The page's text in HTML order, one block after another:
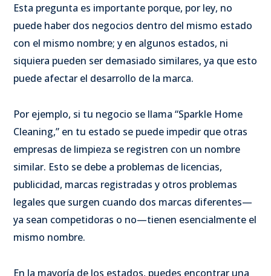
Esta pregunta es importante porque, por ley, no
puede haber dos negocios dentro del mismo estado
con el mismo nombre; y en algunos estados, ni
siquiera pueden ser demasiado similares, ya que esto
puede afectar el desarrollo de la marca.
Por ejemplo, si tu negocio se llama “Sparkle Home
Cleaning,” en tu estado se puede impedir que otras
empresas de limpieza se registren con un nombre
similar. Esto se debe a problemas de licencias,
publicidad, marcas registradas y otros problemas
legales que surgen cuando dos marcas diferentes—
ya sean competidoras o no—tienen esencialmente el
mismo nombre.
En la mayoría de los estados, puedes encontrar una